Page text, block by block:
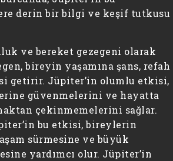
derin bir bilgi ve keşif tutkusu
ve bereket gezegeni olarak
bireyin yaşamına şans, refah
getirir. Jüpiter’in olumlu etkisi,
güvenmelerini ve hayatta
çekinmemelerini sağlar.
bu etkisi, bireylerin
sürmesine ve büyük
yardımcı olur. Jüpiter’in